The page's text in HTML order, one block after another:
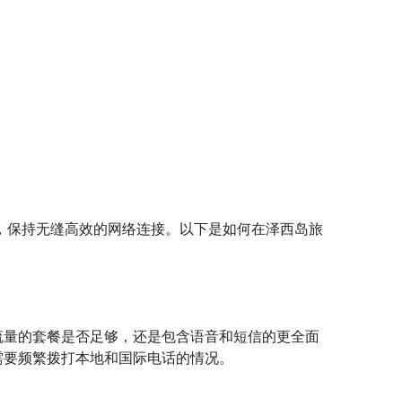
持无缝高效的网络连接。以下是如何在泽西岛旅
的套餐是否足够，还是包含语音和短信的更全面
频繁拨打本地和国际电话的情况。